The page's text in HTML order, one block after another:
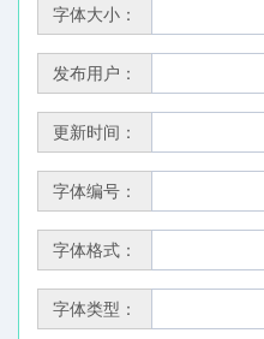
字体大小：
发布用户：
更新时间：
字体编号：
字体格式：
字体类型：